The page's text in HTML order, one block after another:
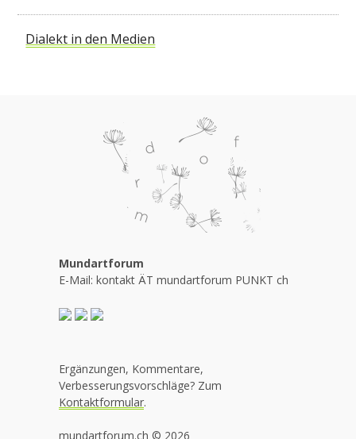
Dialekt in den Medien
Mundartforum
E-Mail: kontakt ÄT mundartforum PUNKT ch
Ergänzungen, Kommentare,
Verbesserungsvorschläge? Zum
Kontaktformular.
mundartforum.ch © 2026